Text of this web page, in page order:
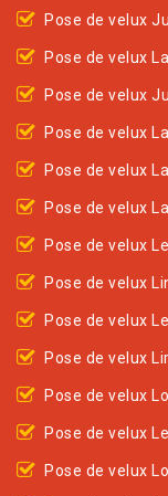
Pose de velux
Pose de velux
Pose de velux
Pose de velux
Pose de velux
Pose de velux
Pose de velux
Pose de velux
Pose de velux
Pose de velux
Pose de velux
Pose de velux
Pose de velux